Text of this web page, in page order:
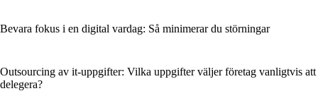
Bevara fokus i en digital vardag: Så minimerar du störningar
Outsourcing av it-uppgifter: Vilka uppgifter väljer företag vanligtvis att
delegera?